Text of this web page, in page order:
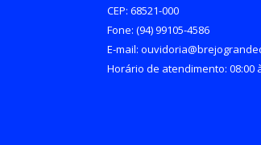
CEP: 68521-000
Fone: (94) 99105-4586
E-mail:
Horário de atendimento: 08:00